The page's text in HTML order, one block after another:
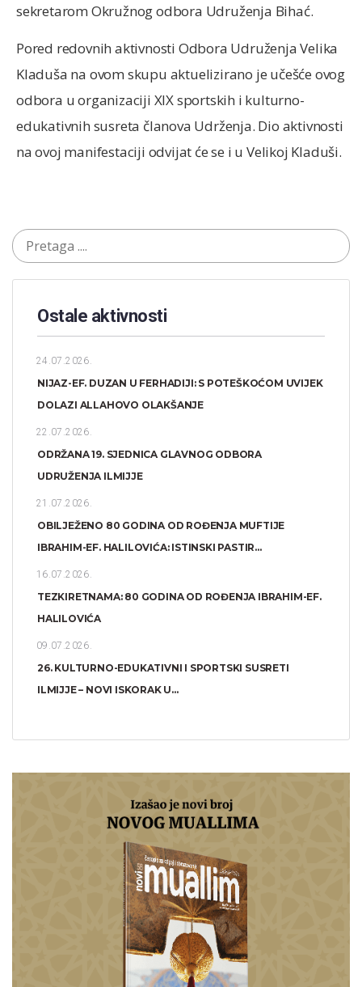
sekretarom Okružnog odbora Udruženja Bihać.
Pored redovnih aktivnosti Odbora Udruženja Velika
Kladuša na ovom skupu aktuelizirano je učešće ovog
odbora u organizaciji XIX sportskih i kulturno-
edukativnih susreta članova Udrženja. Dio aktivnosti
na ovoj manifestaciji odvijat će se i u Velikoj Kladuši.
Ostale aktivnosti
24.07.2026.
NIJAZ-EF. DUZAN U FERHADIJI: S POTEŠKOĆOM UVIJEK
DOLAZI ALLAHOVO OLAKŠANJE
22.07.2026.
ODRŽANA 19. SJEDNICA GLAVNOG ODBORA
UDRUŽENJA ILMIJJE
21.07.2026.
OBILJEŽENO 80 GODINA OD ROĐENJA MUFTIJE
IBRAHIM-EF. HALILOVIĆA: ISTINSKI PASTIR...
16.07.2026.
TEZKIRETNAMA: 80 GODINA OD ROĐENJA IBRAHIM-EF.
HALILOVIĆA
09.07.2026.
26. KULTURNO-EDUKATIVNI I SPORTSKI SUSRETI
ILMIJJE – NOVI ISKORAK U...